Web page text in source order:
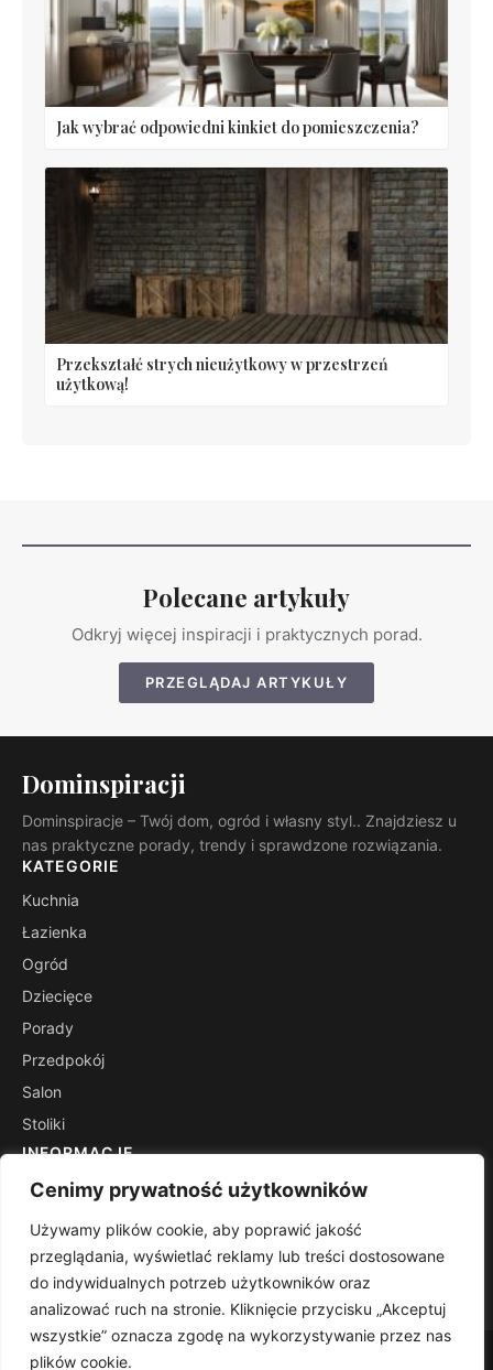
Cenimy prywatność użytkowników
Używamy plików cookie, aby poprawić jakość
przeglądania, wyświetlać reklamy lub treści dostosowane
do indywidualnych potrzeb użytkowników oraz
analizować ruch na stronie. Kliknięcie przycisku „Akceptuj
wszystkie” oznacza zgodę na wykorzystywanie przez nas
plików cookie.
Jak wybrać odpowiedni kinkiet do pomieszczenia?
Przekształć strych nieużytkowy w przestrzeń
użytkową!
Polecane artykuły
Odkryj więcej inspiracji i praktycznych porad.
PRZEGLĄDAJ ARTYKUŁY
Dominspiracji
Dominspiracje – Twój dom, ogród i własny styl.. Znajdziesz u
nas praktyczne porady, trendy i sprawdzone rozwiązania.
KATEGORIE
Kuchnia
Łazienka
Ogród
Dziecięce
Porady
Przedpokój
Salon
Stoliki
INFORMACJE
Kontakt
Polityka prywatności
RSS
© 2026 Dominspiracji. Wszelkie prawa zastrzeżone.